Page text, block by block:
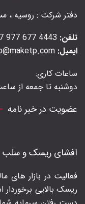
دفتر شرکت : روسیه ،
تلفن:
ایمیل:
ساعات کاری:
دوشنبه تا جمعه از ساعت 9 تا
عضویت در خبر نامه
افشای ریسک و سلب
فعالیت در بازار های
ریسک بالایی برخوردار